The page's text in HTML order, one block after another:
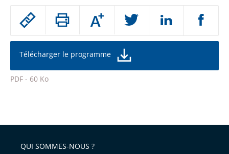
Passer
partage
de
l'article
pour
Augmenter
ou
la
de
police
Télécharger le programme
PDF - 60 Ko
l'article
QUI SOMMES-NOUS ?